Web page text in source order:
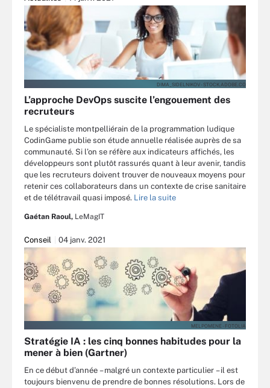
DIMA_SIDELNIKOV - STOCK.ADOBE.CO
L’approche DevOps suscite l’engouement des
recruteurs
Le spécialiste montpelliérain de la programmation ludique
CodinGame publie son étude annuelle réalisée auprès de sa
communauté. Si l’on se réfère aux indicateurs affichés, les
développeurs sont plutôt rassurés quant à leur avenir, tandis
que les recruteurs doivent trouver de nouveaux moyens pour
retenir ces collaborateurs dans un contexte de crise sanitaire
et de télétravail quasi imposé. Lire la suite
Gaétan Raoul, LeMagIT
Conseil 04 janv. 2021
MELPOMENE - FOTOLIA
Stratégie IA : les cinq bonnes habitudes pour la
mener à bien (Gartner)
En ce début d’année – malgré un contexte particulier – il est
toujours bienvenu de prendre de bonnes résolutions. Lors de